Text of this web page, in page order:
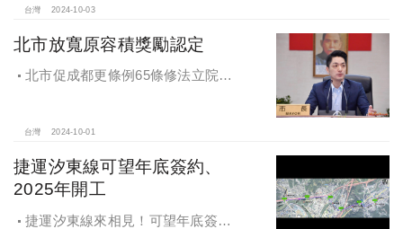
台灣 2024-10-03
北市放寬原容積獎勵認定
北市促成都更條例65條修法立院初
台灣 2024-10-01
捷運汐東線可望年底簽約、
2025年開工
捷運汐東線來相見！可望年底簽約